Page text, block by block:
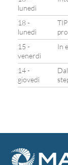
lunedì
18 -
lunedì
15 -
venerdì
In
14 -
giovedì